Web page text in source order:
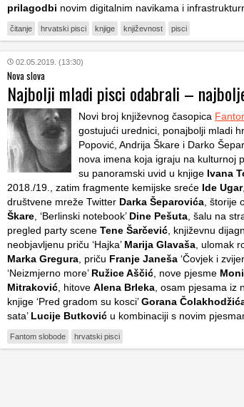
prilagodbi novim digitalnim navikama i
čitanje hrvatski pisci knjige književnost pisci
02.05.2019. (13:30)
Nova slova
Najbolji mladi pisci odabrali –
Novi broj književnog časopica
gostujući urednici, ponajbolji mladi
Popović, Andrija Škare i Darko
nova imena koja igraju na kulturnoj
su panoramski uvid u knjige Ivana
2018./19., zatim fragmente kemijske sreće Ide Ugar
društvene mreže Twitter Darka Šeparovića , štorije
Škare , ‘Berlinski notebook’ Dine Pešuta , šalu na
pregled party scene Tene Šarčević , književnu
neobjavljenu priču ‘Hajka’ Marija Glavaša , ulomak
Marka Gregura , priču Franje Janeša ‘Čovjek i
‘Neizmjerno more’ Ružice Aščić , nove pjesme
Mitraković , hitove Alena Brleka , osam pjesama iz
knjige ‘Pred gradom su kosci’Gorana
sata’ Lucije Butković u kombinaciji s novim
Fantom slobode hrvatski pisci